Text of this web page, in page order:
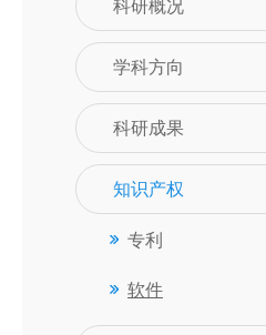
科研概况
学科方向
科研成果
知识产权
专利
软件